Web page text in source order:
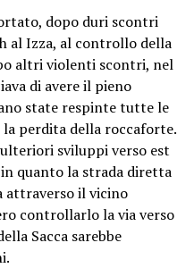
dopo duri scontri
al Izza, al controllo della
altri violenti scontri, nel
di avere il pieno
state respinte tutte le
perdita della roccaforte.
sviluppi verso est
quanto la strada diretta
attraverso il vicino
controllarlo la via verso
Sacca sarebbe